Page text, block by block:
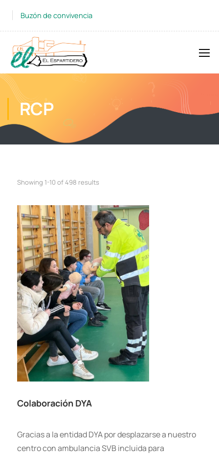
Buzón de convivencia
RCP
Showing 1-10 of 498 results
Colaboración DYA
Gracias a la entidad DYA por desplazarse a nuestro
centro con ambulancia SVB incluida para